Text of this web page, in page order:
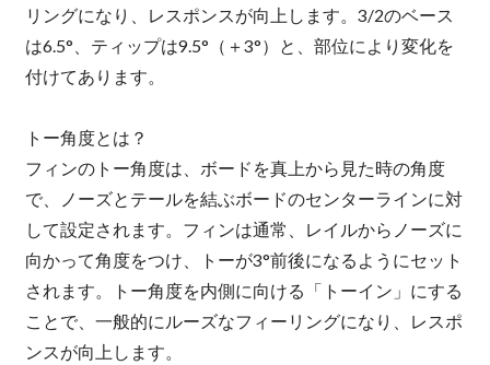
リングになり、レスポンスが向上します。3/2のベース
は6.5°、ティップは9.5°（＋3°）と、部位により変化を
付けてあります。
トー角度とは？
フィンのトー角度は、ボードを真上から見た時の角度
で、ノーズとテールを結ぶボードのセンターラインに対
して設定されます。フィンは通常、レイルからノーズに
向かって角度をつけ、トーが3°前後になるようにセット
されます。トー角度を内側に向ける「トーイン」にする
ことで、一般的にルーズなフィーリングになり、レスポ
ンスが向上します。